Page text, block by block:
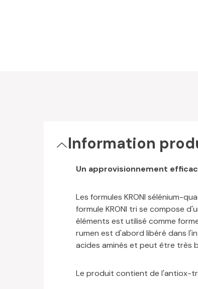
Information
Un approvisionnement
Les formules KRONI sélénium-
formule KRONI tri se compose
éléments est utilisé comme
rumen est d'abord libéré dans
acides aminés et peut être très
Le produit contient de l'antiox-